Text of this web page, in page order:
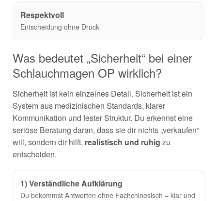
Respektvoll
Entscheidung ohne Druck
Was bedeutet „Sicherheit“ bei einer
Schlauchmagen OP wirklich?
Sicherheit ist kein einzelnes Detail. Sicherheit ist ein
System aus medizinischen Standards, klarer
Kommunikation und fester Struktur. Du erkennst eine
seriöse Beratung daran, dass sie dir nichts „verkaufen“
will, sondern dir hilft, realistisch und ruhig zu
entscheiden.
1) Verständliche Aufklärung
Du bekommst Antworten ohne Fachchinesisch – klar und